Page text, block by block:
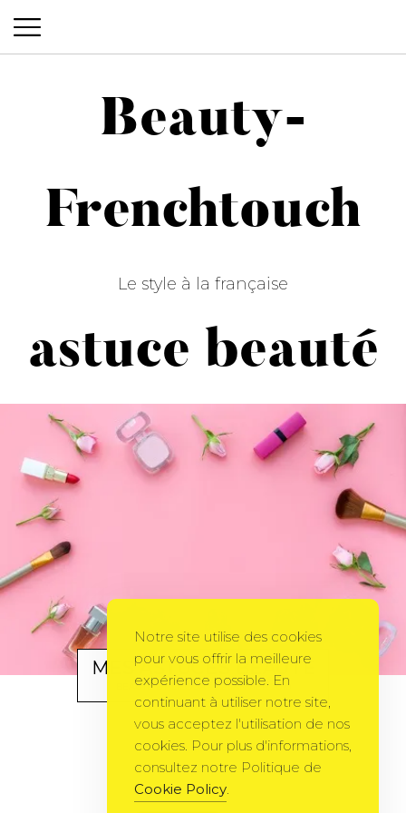
Beauty-Frenchtouch
Beauty-
Frenchtouch
Le style à la française
astuce beauté
MES ASTUCES BEAUTÉ
BEAUTÉBY LILOUA 22 JANVIER 2010
Notre site utilise des cookies
pour vous offrir la meilleure
expérience possible. En
continuant à utiliser notre site,
vous acceptez l'utilisation de nos
cookies. Pour plus d'informations,
consultez notre Politique de
Cookie Policy.